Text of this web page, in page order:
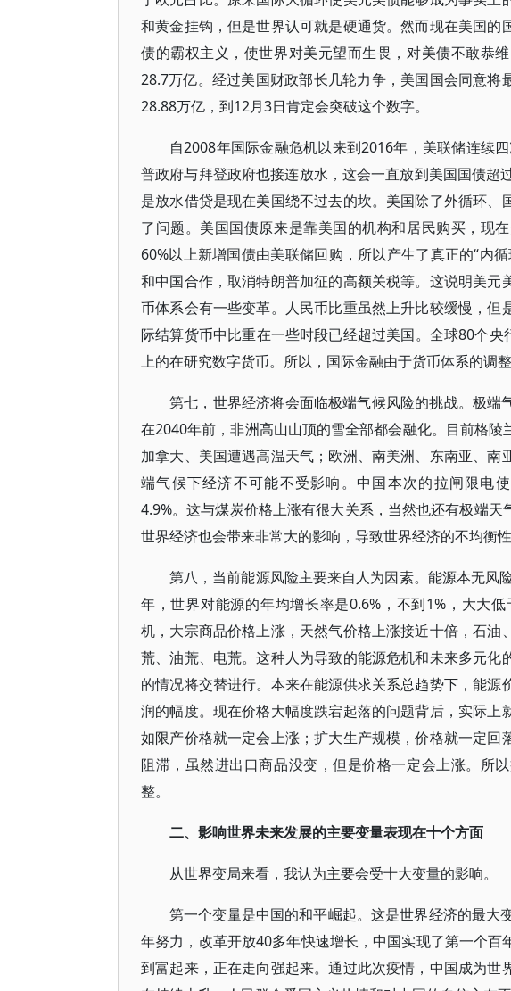
和黄金挂钩，但是世界认可就是硬通货。然而现在美国
债的霸权主义，使世界对美元望而生畏，对美债不敢恭
28.7万亿。经过美国财政部长几轮力争，美国国会同意
28.88万亿，到12月3日肯定会突破这个数字。
自2008年国际金融危机以来到2016年，美联储连续
普政府与拜登政府也接连放水，这会一直放到美国国债超
是放水借贷是现在美国绕不过去的坎。美国除了外循环
了问题。美国国债原来是靠美国的机构和居民购买，现
60%以上新增国债由美联储回购，所以产生了真正的“内
和中国合作，取消特朗普加征的高额关税等。这说明美
币体系会有一些变革。人民币比重虽然上升比较缓慢，
际结算货币中比重在一些时段已经超过美国。全球80个
上的在研究数字货币。所以，国际金融由于货币体系的调
第七，世界经济将会面临极端气候风险的挑战。极端
在2040年前，非洲高山山顶的雪全部都会融化。目前格陵
加拿大、美国遭遇高温天气；欧洲、南美洲、东南亚、
端气候下经济不可能不受影响。中国本次的拉闸限电
4.9%。这与煤炭价格上涨有很大关系，当然也还有极端
世界经济也会带来非常大的影响，导致世界经济的不均衡
第八，当前能源风险主要来自人为因素。能源本无风
年，世界对能源的年均增长率是0.6%，不到1%，大大
机，大宗商品价格上涨，天然气价格上涨接近十倍，石
荒、油荒、电荒。这种人为导致的能源危机和未来多元
的情况将交替进行。本来在能源供求关系总趋势下，能
润的幅度。现在价格大幅度跌宕起落的问题背后，实际
如限产价格就一定会上涨；扩大生产规模，价格就一定
阻滞，虽然进出口商品没变，但是价格一定会上涨。所
整。
二、影响世界未来发展的主要变量表现在十个方面
从世界变局来看，我认为主要会受十大变量的影响。
第一个变量是中国的和平崛起。这是世界经济的最大
年努力，改革开放40多年快速增长，中国实现了第一个
到富起来，正在走向强起来。通过此次疫情，中国成为世